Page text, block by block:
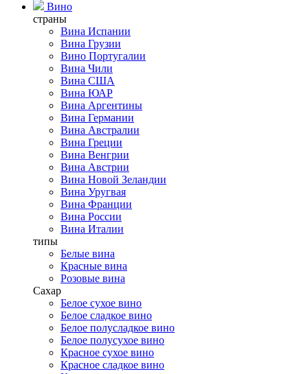
Вино
страны
Вина Испании
Вина Грузии
Вино Португалии
Вина Чили
Вина США
Вина ЮАР
Вина Аргентины
Вина Германии
Вина Австралии
Вина Греции
Вина Венгрии
Вина Австрии
Вина Новой Зеландии
Вина Уругвая
Вина Франции
Вина России
Вина Италии
типы
Белые вина
Красные вина
Розовые вина
Сахар
Белое сухое вино
Белое сладкое вино
Белое полусладкое вино
Белое полусухое вино
Красное сухое вино
Красное сладкое вино